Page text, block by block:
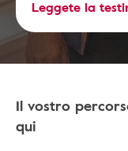
Leggete la
Il vostro
qui